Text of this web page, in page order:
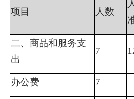
项目 人数
二、商品和服务支
出
7
办公费 7